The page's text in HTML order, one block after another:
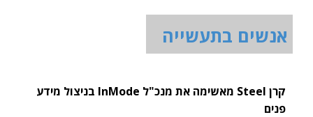
אנשים בתעשייה
קרן Steel מאשימה את מנכ"ל InMode בניצול מידע
פנים